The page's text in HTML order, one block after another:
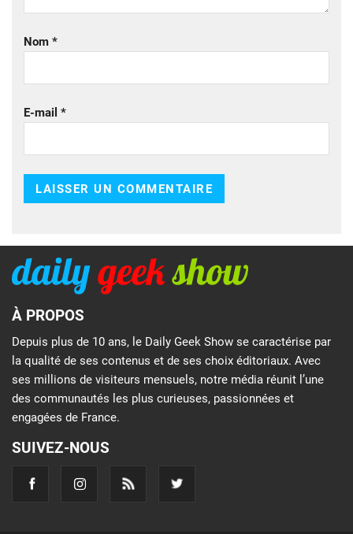
Nom *
E-mail *
À PROPOS
Depuis plus de 10 ans, le Daily Geek Show se caractérise par
la qualité de ses contenus et de ses choix éditoriaux. Avec
ses millions de visiteurs mensuels, notre média réunit l’une
des communautés les plus curieuses, passionnées et
engagées de France.
SUIVEZ-NOUS